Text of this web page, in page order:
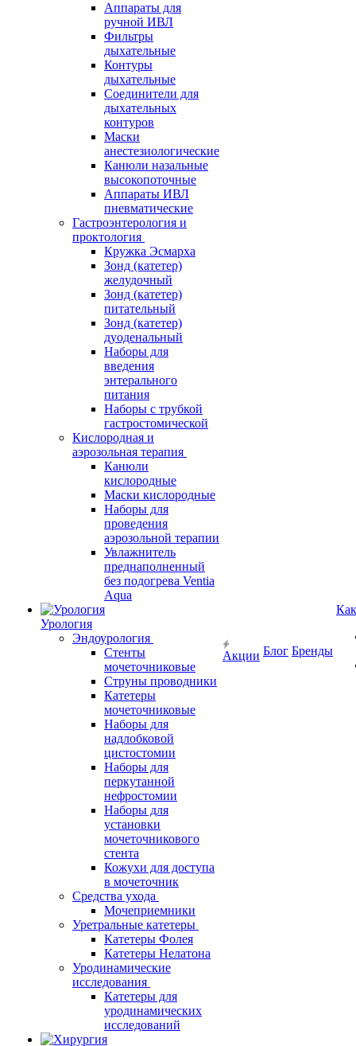
Аппараты для
ручной ИВЛ
Фильтры
дыхательные
Контуры
дыхательные
Соединители для
дыхательных
контуров
Маски
анестезиологические
Канюли назальные
высокопоточные
Аппараты ИВЛ
пневматические
Гастроэнтерология и
проктология
Кружка Эсмарха
Зонд (катетер)
желудочный
Зонд (катетер)
питательный
Зонд (катетер)
дуоденальный
Наборы для
введения
энтерального
питания
Наборы с трубкой
гастростомической
Кислородная и
аэрозольная терапия
Канюли
кислородные
Маски кислородные
Наборы для
проведения
аэрозольной терапии
Увлажнитель
преднаполненный
без подогрева Ventia
Aqua
Урология
Эндоурология
Стенты
мочеточниковые
Струны проводники
Катетеры
мочеточниковые
Наборы для
надлобковой
цистостомии
Наборы для
перкутанной
нефростомии
Наборы для
установки
мочеточникового
стента
Кожухи для доступа
в мочеточник
Средства ухода
Мочеприемники
Уретральные катетеры
Катетеры Фолея
Катетеры Нелатона
Уродинамические
исследования
Катетеры для
уродинамических
исследований
Акции Блог Бренды